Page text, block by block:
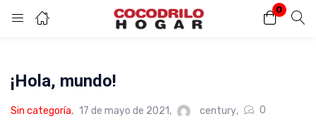
0
Inicio de sesión
Introduzca su nombre de usuario y contraseña para iniciar sesión.
¡Hola, mundo!
Sin categoría 17 de mayo de 2021 century 0